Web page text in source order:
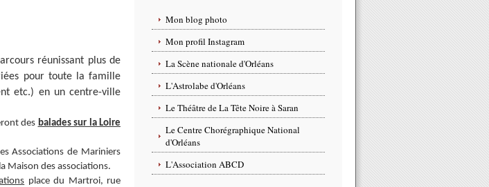
réunissant plus de
pour toute la famille
etc.) en un centre-ville
des balades sur la Loire
Associations de Mariniers
Maison des associations.
place du Martroi, rue
Mon blog photo
Mon profil Instagram
La Scène nationale d'Orléans
L'Astrolabe d'Orléans
Le Théâtre de La Tête Noire à Saran
Le Centre Chorégraphique National
d'Orléans
L'Association ABCD